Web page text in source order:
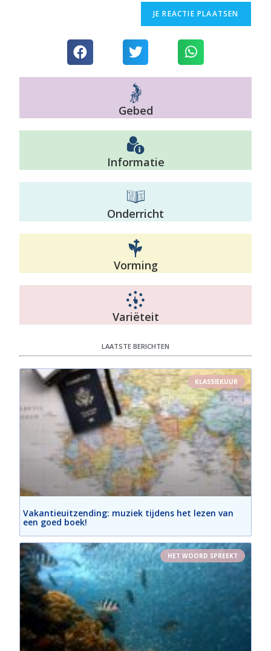
Gebed
Informatie
Onderricht
Vorming
Variëteit
LAATSTE BERICHTEN
KLASSIEKUUR
Vakantieuitzending: muziek tijdens het lezen van
een goed boek!
HET WOORD SPREEKT